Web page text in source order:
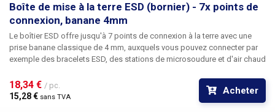
Boîte de mise à la terre ESD (bornier) - 7x points de
connexion, banane 4mm
Le boîtier ESD offre jusqu'à 7 points de connexion à la terre avec une
prise banane classique de 4 mm, auxquels vous pouvez connecter par
exemple des bracelets ESD, des stations de microsoudure et d'air chaud
une mise à la terre. La boîte elle-même est constituée d'un profilé
métallique en forme de L, avec l'arrière des connecteurs exposé. La
sortie est un fil de terre de 140 cm de long terminé par un œillet plat. Une
18,34 € / pc.
15,28 € sans TVA
Acheter